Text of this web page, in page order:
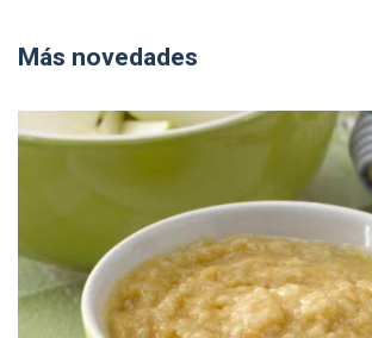
Más novedades